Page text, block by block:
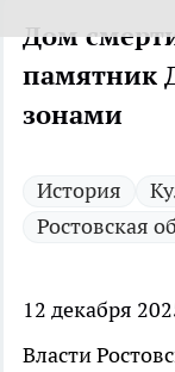
Дом
памятник
зонами
История
Ростовская
12 декабря
Власти